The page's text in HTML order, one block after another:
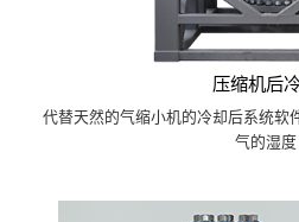
压缩机后
代替天然的气缩小机的冷却后系统软
气的湿度